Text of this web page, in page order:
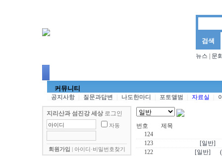
뉴스 문
커뮤니티
공지사항 질문과답변 나도한마디 포토앨범 자료실
지리산과 섬진강 세상로그인
자동
회원가입 아이디·비밀번호찾기
번호
제목
124
123
[일반]
122
[일반]